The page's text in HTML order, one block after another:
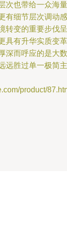
次也带给一众海量
有细节层次调动感
转变的重要步伐呈
具有升华实质变革
深而呼应的是大数
远胜过单一极简主
product/